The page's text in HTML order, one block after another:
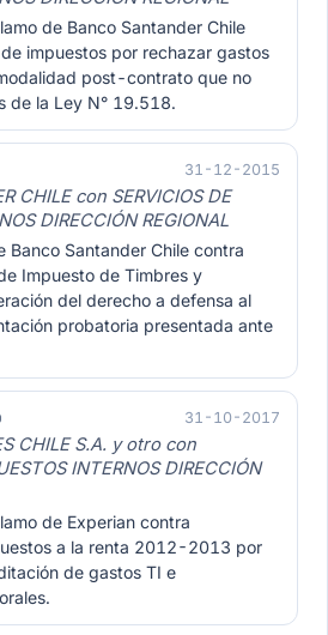
de Banco Santander Chile
impuestos por rechazar gastos
post-contrato que no
de la Ley N° 19.518.
31-12-2015
CHILE con SERVICIOS DE
DIRECCIÓN REGIONAL
Banco Santander Chile contra
Impuesto de Timbres y
del derecho a defensa al
probatoria presentada ante
31-10-2017
CHILE S.A. y otro con
INTERNOS DIRECCIÓN
de Experian contra
a la renta 2012-2013 por
de gastos TI e